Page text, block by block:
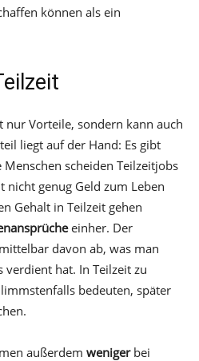
können als ein
nur Vorteile, sondern kann auch
liegt auf der Hand: Es gibt
Menschen scheiden Teilzeitjobs
nicht genug Geld zum Leben
Gehalt in Teilzeit gehen
einher. Der
davon ab, was man
verdient hat. In Teilzeit zu
bedeuten, später
außerdem wenigerbei